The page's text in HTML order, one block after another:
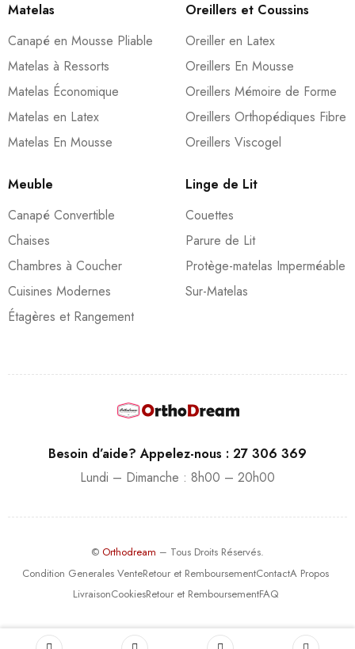
Matelas
Canapé en Mousse Pliable
Matelas à Ressorts
Matelas Économique
Matelas en Latex
Matelas En Mousse
Oreillers et Coussins
Oreiller en Latex
Oreillers En Mousse
Oreillers Mémoire de Forme
Oreillers Orthopédiques Fibre
Oreillers Viscogel
Meuble
Canapé Convertible
Chaises
Chambres à Coucher
Cuisines Modernes
Étagères et Rangement
Linge de Lit
Couettes
Parure de Lit
Protège-matelas Imperméable
Sur-Matelas
Besoin d’aide? Appelez-nous : 27 306 369
Lundi – Dimanche : 8h00 – 20h00
© Orthodream – Tous Droits Réservés.
Condition Generales VenteRetour et RemboursementContactA Propos
LivraisonCookiesRetour et RemboursementFAQ